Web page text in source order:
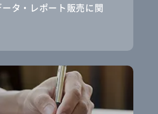
タ・レポート販売に関